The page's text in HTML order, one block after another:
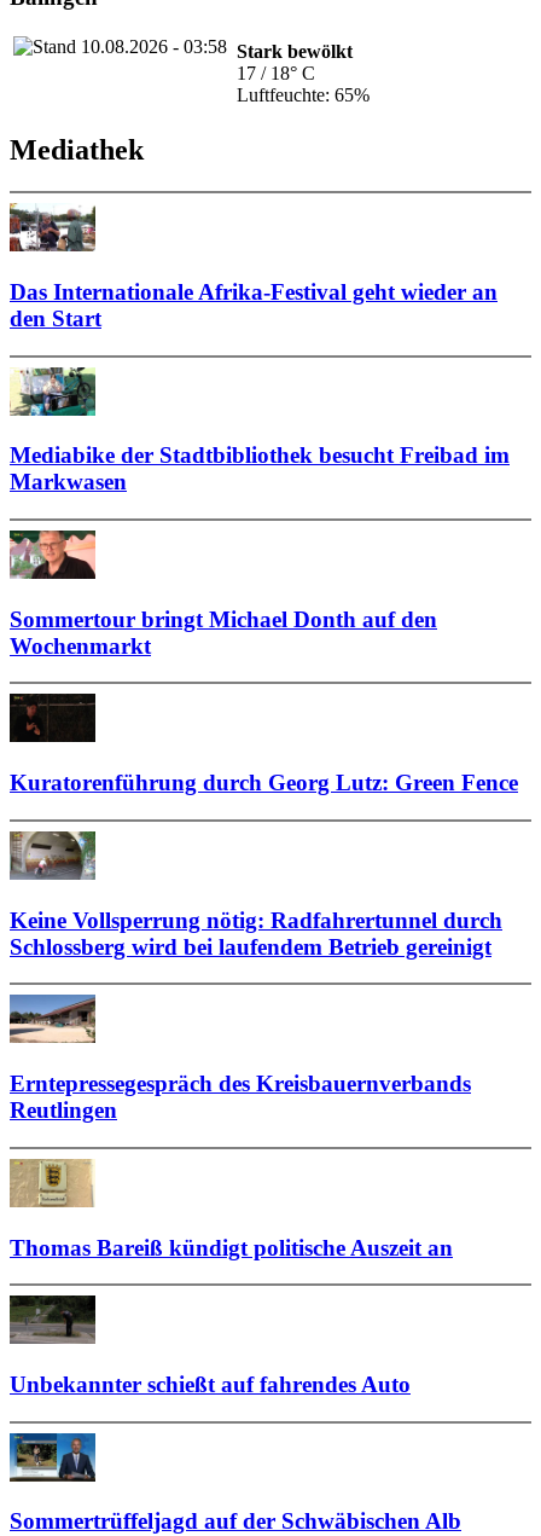
Stark bewölkt
17 / 18° C
Luftfeuchte: 65%
Mediathek
Das Internationale Afrika-Festival geht wieder an
den Start
Mediabike der Stadtbibliothek besucht Freibad im
Markwasen
Sommertour bringt Michael Donth auf den
Wochenmarkt
Kuratorenführung durch Georg Lutz: Green Fence
Keine Vollsperrung nötig: Radfahrertunnel durch
Schlossberg wird bei laufendem Betrieb gereinigt
Erntepressegespräch des Kreisbauernverbands
Reutlingen
Thomas Bareiß kündigt politische Auszeit an
Unbekannter schießt auf fahrendes Auto
Sommertrüffeljagd auf der Schwäbischen Alb